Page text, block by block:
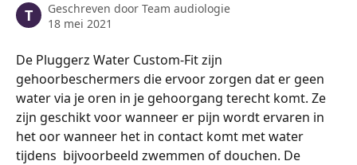
T Geschreven door Team audiologie
18 mei 2021
De Pluggerz Water Custom-Fit zijn
gehoorbeschermers die ervoor zorgen dat er geen
water via je oren in je gehoorgang terecht komt. Ze
zijn geschikt voor wanneer er pijn wordt ervaren in
het oor wanneer het in contact komt met water
tijdens  bijvoorbeeld zwemmen of douchen. De